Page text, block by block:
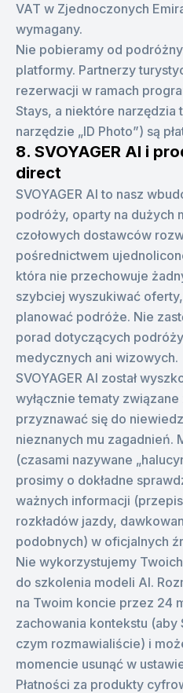
VAT w Zjednoczonych
wymagany.
Nie pobieramy od
platformy. Partnerzy
rezerwacji w ramach
Stays, a niektóre narzędzia
narzędzie „ID Photo”) są
8. SVOYAGER AI i
direct
SVOYAGER AI to nasz
podróży, oparty na dużych
czołowych dostawców
pośrednictwem
która nie przechowuje
szybciej wyszukiwać
planować podróże. Nie
porad dotyczących
medycznych ani wizowych.
SVOYAGER AI został
wyłącznie tematy
przyznawać się do
nieznanych mu zagadnień.
(czasami nazywane
prosimy o dokładne
ważnych informacji
rozkładów jazdy,
podobnych) w oficjalnych
Nie wykorzystujemy
do szkolenia modeli AI.
na Twoim koncie przez 24
zachowania kontekstu (aby
czym rozmawialiście) i
momencie usunąć w
Płatności za produkty